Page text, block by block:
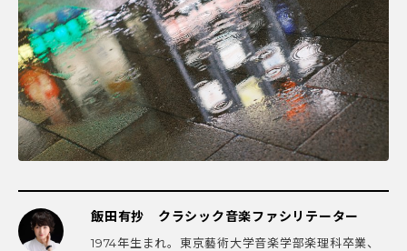
飯田有抄 クラシック音楽ファシリテーター
1974年生まれ。東京藝術大学音楽学部楽理科卒業、